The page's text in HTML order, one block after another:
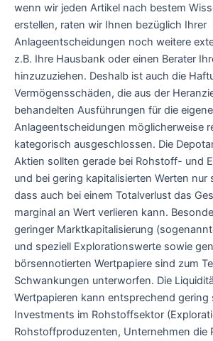
wenn wir jeden Artikel nach bestem
erstellen, raten wir Ihnen bezüglich Ihrer
Anlageentscheidungen noch weitere
z.B. Ihre Hausbank oder einen Berater
hinzuzuziehen. Deshalb ist auch die
Vermögensschäden, die aus der
behandelten Ausführungen für die
Anlageentscheidungen möglicherweise
kategorisch ausgeschlossen. Die
Aktien sollten gerade bei Rohstoff- und
und bei gering kapitalisierten Werten nur
dass auch bei einem Totalverlust das
marginal an Wert verlieren kann.
geringer Marktkapitalisierung
und speziell Explorationswerte sowie
börsennotierten Wertpapiere sind zum
Schwankungen unterworfen. Die
Wertpapieren kann entsprechend gering
Investments im Rohstoffsektor
Rohstoffproduzenten, Unternehmen die